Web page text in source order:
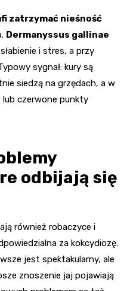
zatrzymać nieśność
Dermanyssus gallinae
i stres, a przy
sygnał: kury są
siedzą na grzędach, a w
lub czerwone punkty
odbijają się
również robaczyce i
za kokcydiozę.
jest spektakularny, ale
znoszenie jaj pojawiają